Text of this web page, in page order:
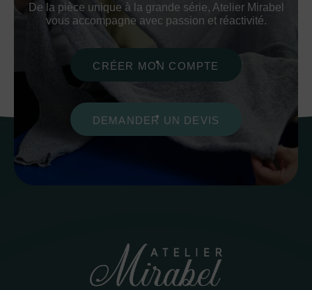
De la pièce unique à la grande série, Atelier Mirabel
vous accompagne avec passion et réactivité.
CRÉER MON COMPTE
DEMANDER UN DEVIS